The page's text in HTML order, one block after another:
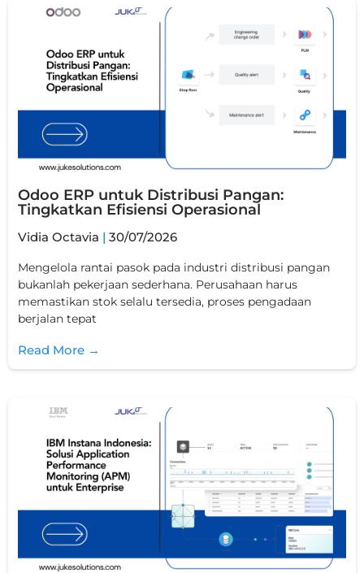
Odoo ERP untuk Distribusi Pangan:
Tingkatkan Efisiensi Operasional
Vidia Octavia 30/07/2026
Mengelola rantai pasok pada industri distribusi pangan
bukanlah pekerjaan sederhana. Perusahaan harus
memastikan stok selalu tersedia, proses pengadaan
berjalan tepat
Read More →